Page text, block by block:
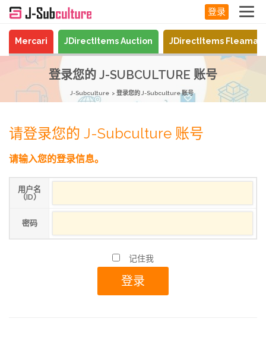
登录
Mercari JDirectItems Auction JDirectItems
登录您的 J-SUBCULTURE 账号
J-Subculture 登录您的 J-Subculture 账号
请登录您的 J-Subculture 账号
请输入您的登录信息。
用户名
（ID）
密码
记住我